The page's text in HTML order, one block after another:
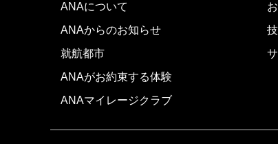
ANAについて
ANAからのお知らせ
就航都市
ANAがお約束する体験
ANAマイレージクラブ